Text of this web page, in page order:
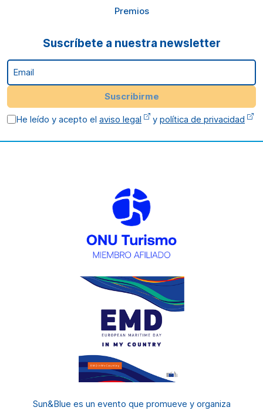
Premios
Suscríbete a nuestra newsletter
Email
Suscribirme
He leído y acepto elaviso legal ypolítica de privacidad
Sun&Blue es un evento que promueve y organiza